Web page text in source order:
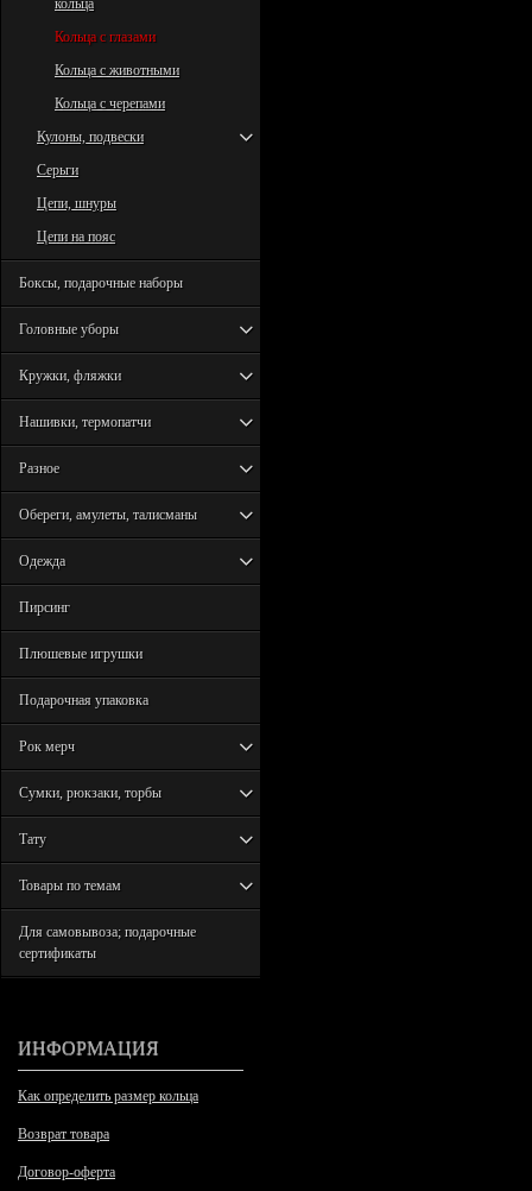
кольца
Кольца с глазами
Кольца с животными
Кольца с черепами
Кулоны, подвески
Серьги
Цепи, шнуры
Цепи на пояс
Боксы, подарочные наборы
Головные уборы
Кружки, фляжки
Нашивки, термопатчи
Разное
Обереги, амулеты, талисманы
Одежда
Пирсинг
Плюшевые игрушки
Подарочная упаковка
Рок мерч
Сумки, рюкзаки, торбы
Тату
Товары по темам
Для самовывоза; подарочные
сертификаты
ИНФОРМАЦИЯ
Как определить размер кольца
Возврат товара
Договор-оферта